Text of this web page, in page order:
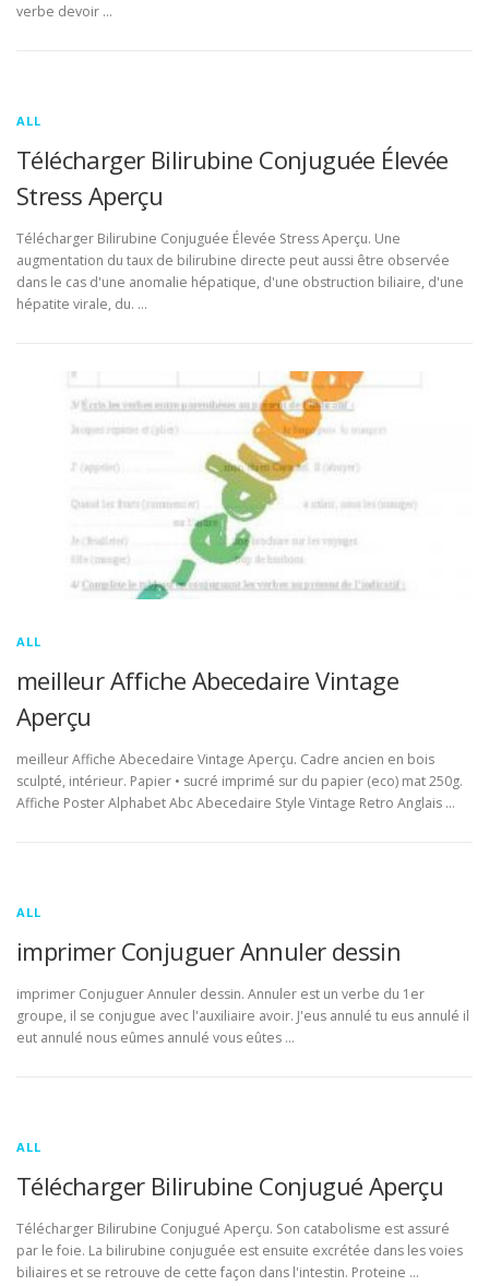
verbe devoir …
ALL
Télécharger Bilirubine Conjuguée Élevée
Stress Aperçu
Télécharger Bilirubine Conjuguée Élevée Stress Aperçu. Une
augmentation du taux de bilirubine directe peut aussi être observée
dans le cas d'une anomalie hépatique, d'une obstruction biliaire, d'une
hépatite virale, du. …
ALL
meilleur Affiche Abecedaire Vintage
Aperçu
meilleur Affiche Abecedaire Vintage Aperçu. Cadre ancien en bois
sculpté, intérieur. Papier • sucré imprimé sur du papier (eco) mat 250g.
Affiche Poster Alphabet Abc Abecedaire Style Vintage Retro Anglais …
ALL
imprimer Conjuguer Annuler dessin
imprimer Conjuguer Annuler dessin. Annuler est un verbe du 1er
groupe, il se conjugue avec l'auxiliaire avoir. J'eus annulé tu eus annulé il
eut annulé nous eûmes annulé vous eûtes …
ALL
Télécharger Bilirubine Conjugué Aperçu
Télécharger Bilirubine Conjugué Aperçu. Son catabolisme est assuré
par le foie. La bilirubine conjuguée est ensuite excrétée dans les voies
biliaires et se retrouve de cette façon dans l'intestin. Proteine …